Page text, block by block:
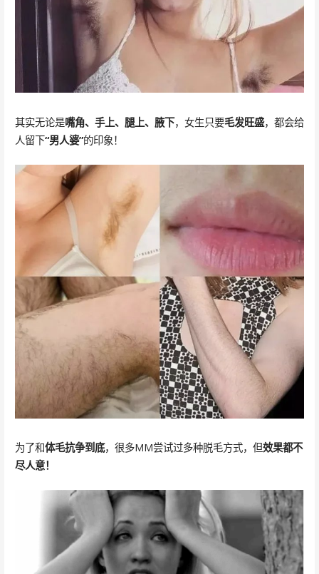
其实无论是嘴角、手上、腿上、腋下，女生只要毛发旺盛，都会给
人留下“男人婆”的印象！
为了和体毛抗争到底，很多MM尝试过多种脱毛方式，但效果都不
尽人意！